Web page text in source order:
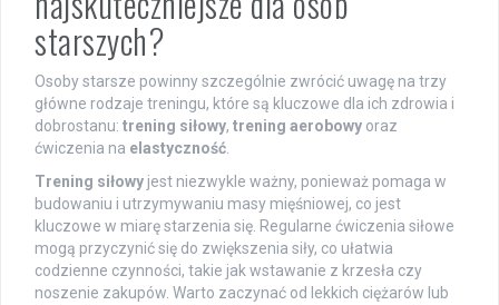
starszych?
Osoby starsze powinny szczególnie zwrócić uwagę na trzy
główne rodzaje treningu, które są kluczowe dla ich zdrowia i
dobrostanu: trening siłowy, trening aerobowy oraz
ćwiczenia na elastyczność.
Trening siłowy jest niezwykle ważny, ponieważ pomaga w
budowaniu i utrzymywaniu masy mięśniowej, co jest
kluczowe w miarę starzenia się. Regularne ćwiczenia siłowe
mogą przyczynić się do zwiększenia siły, co ułatwia
codzienne czynności, takie jak wstawanie z krzesła czy
noszenie zakupów. Warto zaczynać od lekkich ciężarów lub